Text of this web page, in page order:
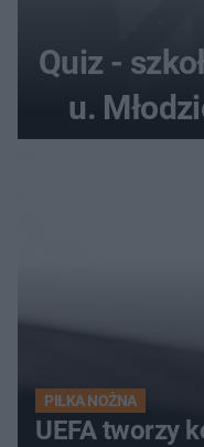
Quiz -
u.
PIŁKA NOŻNA
UEFA tworzy